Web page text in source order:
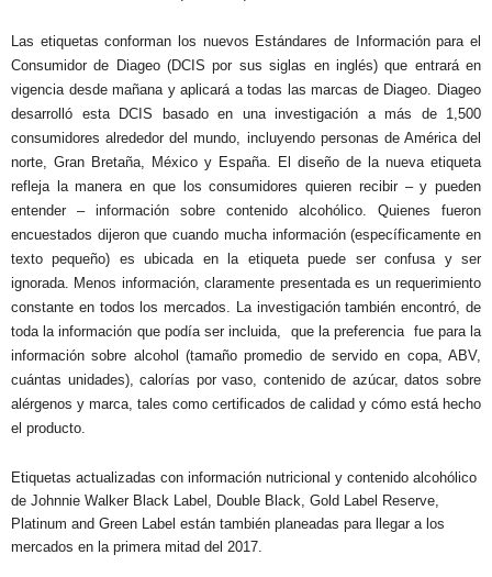
Las etiquetas conforman los nuevos Estándares de Información para el
Consumidor de Diageo (DCIS por sus siglas en inglés) que entrará en
vigencia desde mañana y aplicará a todas las marcas de Diageo. Diageo
desarrolló esta DCIS basado en una investigación a más de 1,500
consumidores alrededor del mundo, incluyendo personas de América del
norte, Gran Bretaña, México y España. El diseño de la nueva etiqueta
refleja la manera en que los consumidores quieren recibir – y pueden
entender – información sobre contenido alcohólico. Quienes fueron
encuestados dijeron que cuando mucha información (específicamente en
texto pequeño) es ubicada en la etiqueta puede ser confusa y ser
ignorada. Menos información, claramente presentada es un requerimiento
constante en todos los mercados. La investigación también encontró, de
toda la información que podía ser incluida,
que la preferencia fue para la
información sobre alcohol (tamaño promedio de servido en copa, ABV,
cuántas unidades), calorías por vaso, contenido de azúcar, datos sobre
alérgenos y marca, tales como certificados de calidad y cómo está hecho
el producto.
Etiquetas actualizadas con información nutricional y contenido alcohólico
de Johnnie Walker Black Label, Double Black, Gold Label Reserve,
Platinum and Green Label están también planeadas para llegar a los
mercados en la primera mitad del 2017.